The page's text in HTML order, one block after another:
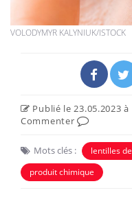
VOLODYMYR KALYNIUK/ISTOCK
Publié le 23.05.2023 à
Commenter
Mots clés : lentilles
produit chimique